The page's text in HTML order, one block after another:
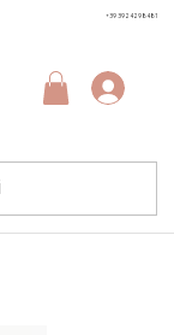
+39 3924298481